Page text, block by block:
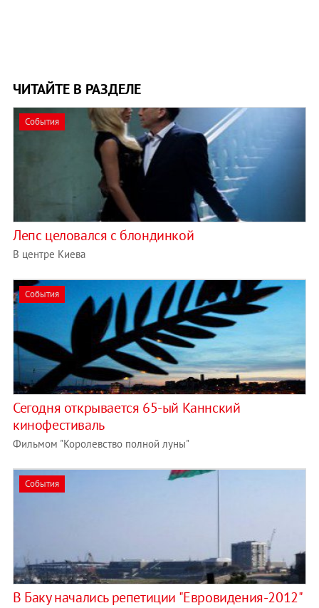
ЧИТАЙТЕ В РАЗДЕЛЕ
События
Лепс целовался с блондинкой
В центре Киева
События
Сегодня открывается 65-ый Каннский
кинофестиваль
Фильмом "Королевство полной луны"
События
В Баку начались репетиции "Евровидения-2012"